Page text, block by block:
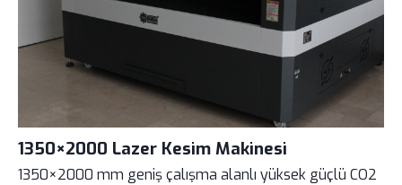
1350×2000 Lazer Kesim Makinesi
1350×2000 mm geniş çalışma alanlı yüksek güçlü CO2